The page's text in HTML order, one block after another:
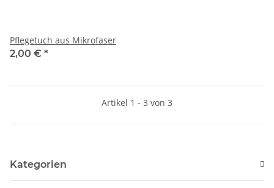
Pflegetuch aus Mikrofaser
2,00 € *
Artikel 1 - 3 von 3
Kategorien